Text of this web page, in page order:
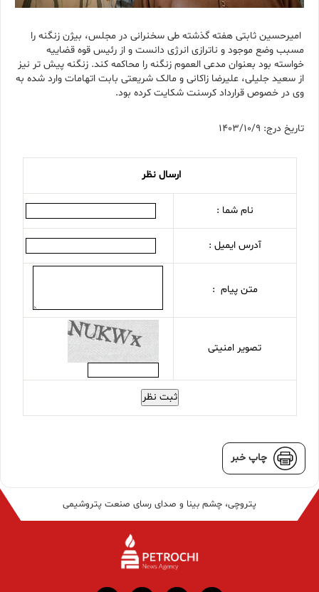
امیرحسین ثابتی هفته گذشته طی سخنرانی در مجلس، بیژن زنگنه را
مسبب وضع موجود و ناترازی انرژی دانست و از رئیس قوه قضاییه
خواسته بود بعنوان مدعی العموم زنگنه را محاکمه کند. زنگنه پیش تر نیز
از سعید جلیلی، علیرضا زاکانی و مالک شریعتی بابت اتهامات وارد شده به
وی در خصوص قرارداد کرسنت شکایت کرده بود.
تاریخ درج: 1403/10/9
ارسال نظر
نام شما :
آدرس ایمیل :
متن پیام :
تصویر امنیتی
ثبت نظر
چاپ خبر
پتروچی، چشم بینا و صدای رسای صنعت پتروشیمی